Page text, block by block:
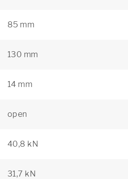
85 mm
130 mm
14 mm
open
40,8 kN
31,7 kN